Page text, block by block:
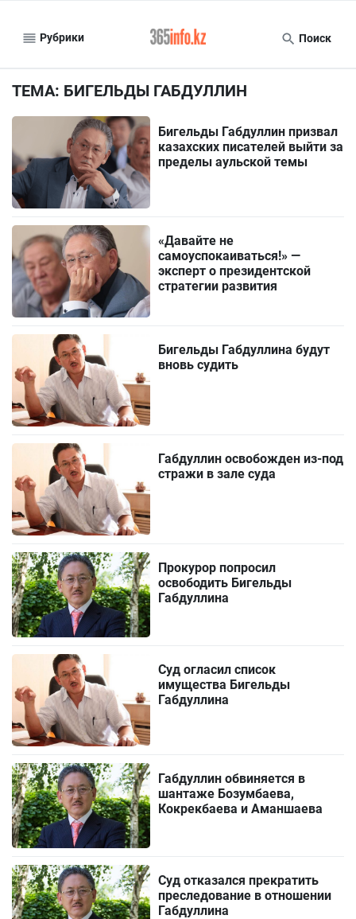
Рубрики Поиск
ТЕМА: БИГЕЛЬДЫ ГАБДУЛЛИН
Бигельды Габдуллин призвал
казахских писателей выйти за
пределы аульской темы
«Давайте не
самоуспокаиваться!» —
эксперт о президентской
стратегии развития
Бигельды Габдуллина будут
вновь судить
Габдуллин освобожден из-под
стражи в зале суда
Прокурор попросил
освободить Бигельды
Габдуллина
Суд огласил список
имущества Бигельды
Габдуллина
Габдуллин обвиняется в
шантаже Бозумбаева,
Кокрекбаева и Аманшаева
Суд отказался прекратить
преследование в отношении
Габдуллина